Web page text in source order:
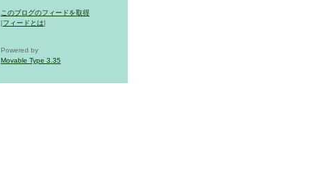
このブログのフィードを取得
[フィードとは]
Powered by
Movable Type 3.35